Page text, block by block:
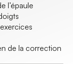
l’épaule
de la correction